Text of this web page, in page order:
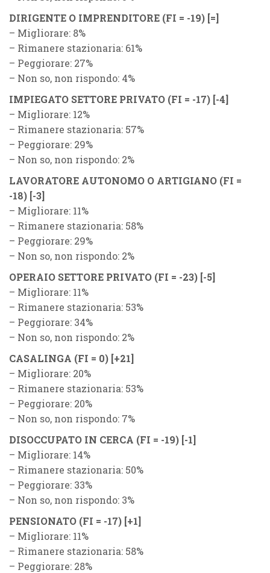
DIRIGENTE O IMPRENDITORE (FI = -19) [=]
– Migliorare: 8%
– Rimanere stazionaria: 61%
– Peggiorare: 27%
– Non so, non rispondo: 4%
IMPIEGATO SETTORE PRIVATO (FI = -17) [-4]
– Migliorare: 12%
– Rimanere stazionaria: 57%
– Peggiorare: 29%
– Non so, non rispondo: 2%
LAVORATORE AUTONOMO O ARTIGIANO (FI =
-18) [-3]
– Migliorare: 11%
– Rimanere stazionaria: 58%
– Peggiorare: 29%
– Non so, non rispondo: 2%
OPERAIO SETTORE PRIVATO (FI = -23) [-5]
– Migliorare: 11%
– Rimanere stazionaria: 53%
– Peggiorare: 34%
– Non so, non rispondo: 2%
CASALINGA (FI = 0) [+21]
– Migliorare: 20%
– Rimanere stazionaria: 53%
– Peggiorare: 20%
– Non so, non rispondo: 7%
DISOCCUPATO IN CERCA (FI = -19) [-1]
– Migliorare: 14%
– Rimanere stazionaria: 50%
– Peggiorare: 33%
– Non so, non rispondo: 3%
PENSIONATO (FI = -17) [+1]
– Migliorare: 11%
– Rimanere stazionaria: 58%
– Peggiorare: 28%